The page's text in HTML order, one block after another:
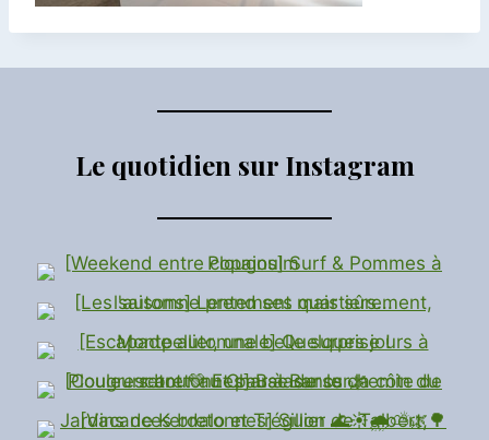
Le quotidien sur Instagram